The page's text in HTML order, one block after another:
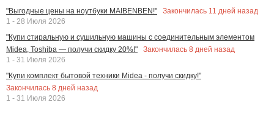
"Выгодные цены на ноутбуки MAIBENBEN!"
Закончилась 11 дней назад
1 - 28 Июля 2026
"Купи стиральную и сушильную машины с соединительным элементом
Midea, Toshiba — получи скидку 20%!"
Закончилась 8 дней назад
1 - 31 Июля 2026
"Купи комплект бытовой техники Midea - получи скидку!"
Закончилась 8 дней назад
1 - 31 Июля 2026